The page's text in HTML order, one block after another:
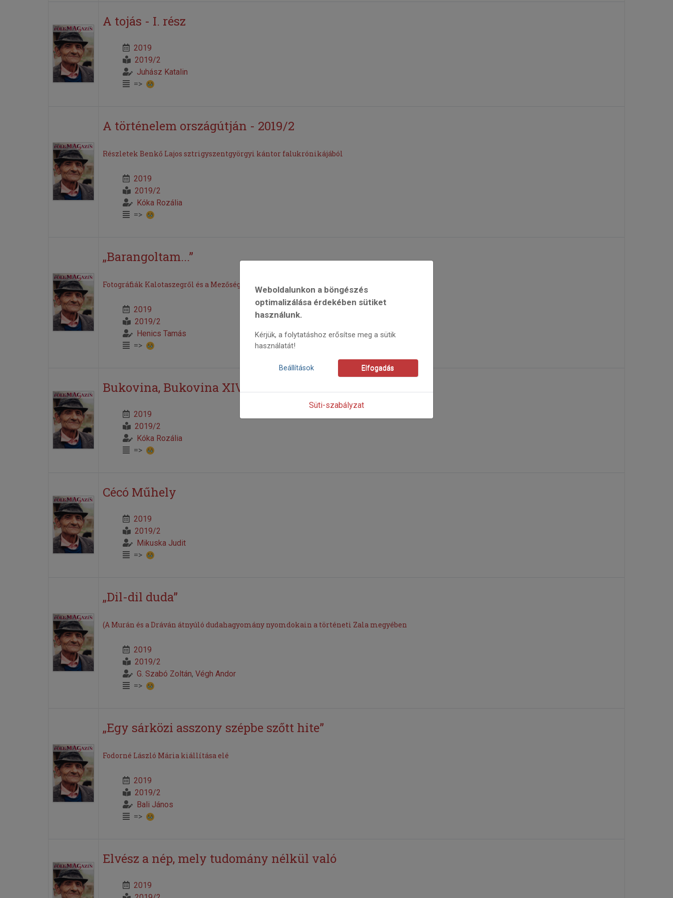
A tojás - I. rész
2019
2019/2
Juhász Katalin
=>
A történelem országútján - 2019/2
Részletek Benkő Lajos sztrigyszentgyörgyi kántor falukrónikájából
2019
2019/2
Kóka Rozália
=>
„Barangoltam...”
Fotográfiák Kalotaszegről és a Mezőségről
2019
2019/2
Henics Tamás
=>
Bukovina, Bukovina XIV.
2019
2019/2
Kóka Rozália
=>
Cécó Műhely
2019
2019/2
Mikuska Judit
=>
„Dil-dil duda”
(A Murán és a Dráván átnyúló dudahagyomány nyomdokain a történeti Zala megyében
2019
2019/2
G. Szabó Zoltán, Végh Andor
=>
„Egy sárközi asszony szépbe szőtt hite”
Fodorné László Mária kiállítása elé
2019
2019/2
Bali János
=>
Elvész a nép, mely tudomány nélkül való
2019
Weboldalunkon a böngészés
optimalizálása érdekében sütiket
használunk.
Kérjük, a folytatáshoz erősítse meg a sütik
használatát!
Beállítások Elfogadás
Süti-szabályzat